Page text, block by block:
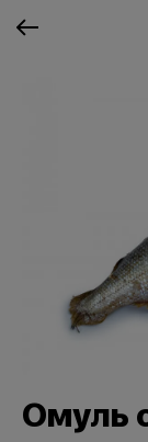
Омуль